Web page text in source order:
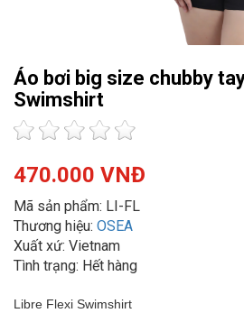
Áo bơi big size chubby
Swimshirt
470.000 VNĐ
Mã sản phẩm: LI-FL
Thương hiệu: OSEA
Xuất xứ: Vietnam
Tình trạng: Hết hàng
Libre Flexi Swimshirt